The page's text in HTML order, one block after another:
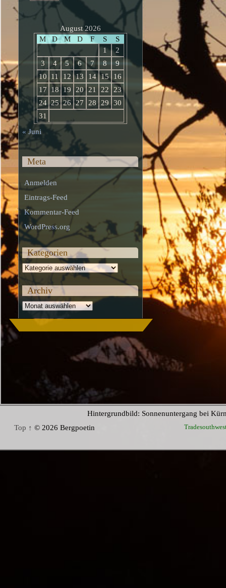
August 2026
M
D M D F S
S
1
2
3
4 5 6 7 8
9
10
11 12 13 14 15
16
17
18 19 20 21 22
23
24 25 26 27 28 29
30
31
« Juni
Meta
Anmelden
Eintrags-Feed
Kommentar-Feed
WordPress.org
Kategorien
Kategorien
Archiv
Archiv
Hintergrundbild: Sonnenuntergang bei
Top ↑ © 2026 Bergpoetin